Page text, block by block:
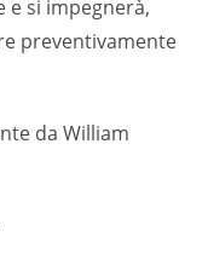
e si impegnerà,
preventivamente
da William